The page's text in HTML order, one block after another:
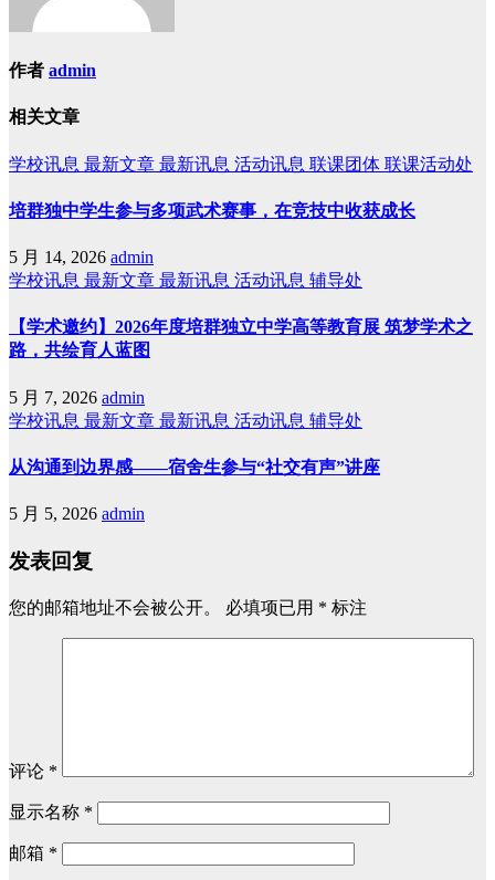
作者 admin
相关文章
学校讯息 最新文章 最新讯息 活动讯息 联课团体 联课活动处
培群独中学生参与多项武术赛事，在竞技中收获成长
5 月 14, 2026 admin
学校讯息 最新文章 最新讯息 活动讯息 辅导处
【学术邀约】2026年度培群独立中学高等教育展 筑梦学术之
路，共绘育人蓝图
5 月 7, 2026 admin
学校讯息 最新文章 最新讯息 活动讯息 辅导处
从沟通到边界感——宿舍生参与“社交有声”讲座
5 月 5, 2026 admin
发表回复
您的邮箱地址不会被公开。 必填项已用 * 标注
评论 *
显示名称 *
邮箱 *